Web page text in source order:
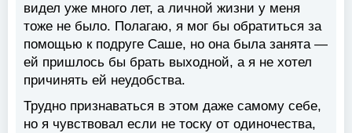
видел уже много лет, а личной жизни у меня
тоже не было. Полагаю, я мог бы обратиться за
помощью к подруге Саше, но она была занята —
ей пришлось бы брать выходной, а я не хотел
причинять ей неудобства.
Трудно признаваться в этом даже самому себе,
но я чувствовал если не тоску от одиночества,